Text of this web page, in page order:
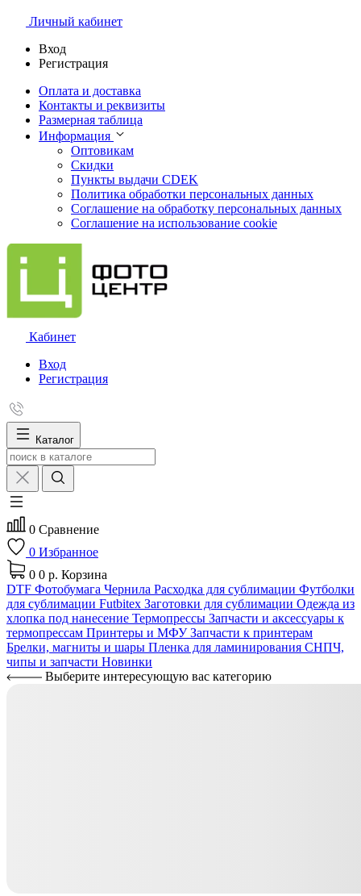
Личный кабинет
Вход
Регистрация
Оплата и доставка
Контакты и реквизиты
Размерная таблица
Информация
Оптовикам
Скидки
Пункты выдачи CDEK
Политика обработки персональных данных
Соглашение на обработку персональных данных
Соглашение на использование cookie
Кабинет
Вход
Регистрация
Каталог
0 Сравнение
0 Избранное
0 0 р. Корзина
DTF Фотобумага Чернила Расходка для сублимации Футболки
для сублимации Futbitex Заготовки для сублимации Одежда из
хлопка под нанесение Термопрессы Запчасти и аксессуары к
термопрессам Принтеры и МФУЗапчасти к принтерам
Брелки, магниты и шары Пленка для ламинирования СНПЧ,
чипы и запчасти Новинки
Выберите интересующую вас категорию